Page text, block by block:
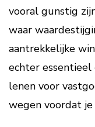
vooral gunstig
waar
aantrekkelijke
echter essentieel
lenen voor
wegen voordat